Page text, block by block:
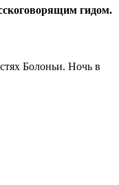
гидом.
Болоньи. Ночь в